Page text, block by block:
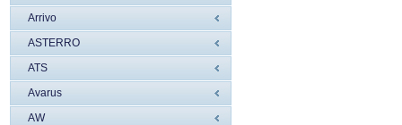
Arrivo
ASTERRO
ATS
Avarus
AW